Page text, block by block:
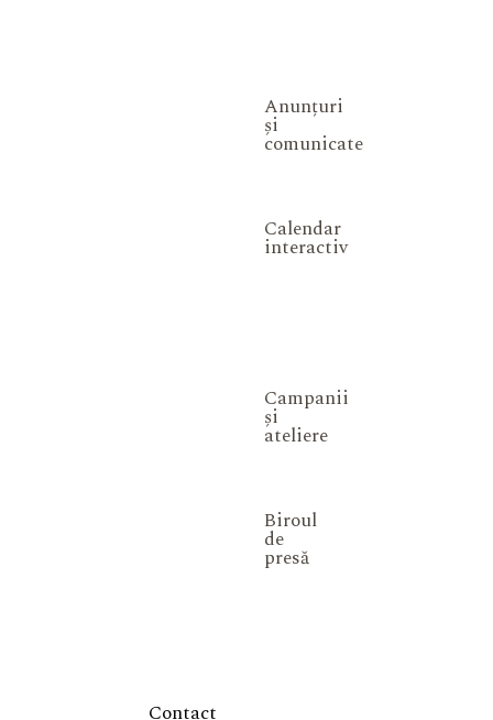
Anunțuri
și
comunicate
Calendar
interactiv
Campanii
și
ateliere
Biroul
de
presă
Contact